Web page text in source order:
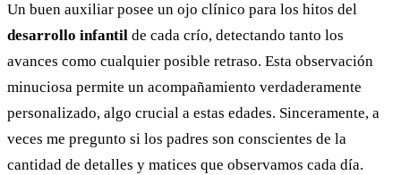
Un buen auxiliar posee un ojo clínico para los hitos del
desarrollo infantil de cada crío, detectando tanto los
avances como cualquier posible retraso. Esta observación
minuciosa permite un acompañamiento verdaderamente
personalizado, algo crucial a estas edades. Sinceramente, a
veces me pregunto si los padres son conscientes de la
cantidad de detalles y matices que observamos cada día.